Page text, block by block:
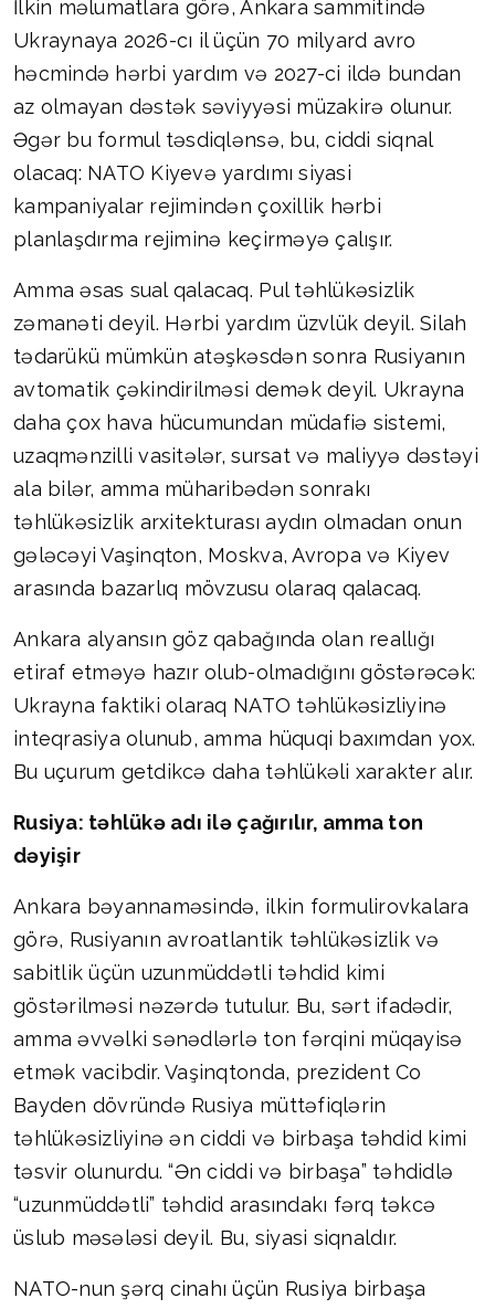
İlkin məlumatlara görə, Ankara sammitində
Ukraynaya 2026-cı il üçün 70 milyard avro
həcmində hərbi yardım və 2027-ci ildə bundan
az olmayan dəstək səviyyəsi müzakirə olunur.
Əgər bu formul təsdiqlənsə, bu, ciddi siqnal
olacaq: NATO Kiyevə yardımı siyasi
kampaniyalar rejimindən çoxillik hərbi
planlaşdırma rejiminə keçirməyə çalışır.
Amma əsas sual qalacaq. Pul təhlükəsizlik
zəmanəti deyil. Hərbi yardım üzvlük deyil. Silah
tədarükü mümkün atəşkəsdən sonra Rusiyanın
avtomatik çəkindirilməsi demək deyil. Ukrayna
daha çox hava hücumundan müdafiə sistemi,
uzaqmənzilli vasitələr, sursat və maliyyə dəstəyi
ala bilər, amma müharibədən sonrakı
təhlükəsizlik arxitekturası aydın olmadan onun
gələcəyi Vaşinqton, Moskva, Avropa və Kiyev
arasında bazarlıq mövzusu olaraq qalacaq.
Ankara alyansın göz qabağında olan reallığı
etiraf etməyə hazır olub-olmadığını göstərəcək:
Ukrayna faktiki olaraq NATO təhlükəsizliyinə
inteqrasiya olunub, amma hüquqi baxımdan yox.
Bu uçurum getdikcə daha təhlükəli xarakter alır.
Rusiya: təhlükə adı ilə çağırılır, amma ton
dəyişir
Ankara bəyannaməsində, ilkin formulirovkalara
görə, Rusiyanın avroatlantik təhlükəsizlik və
sabitlik üçün uzunmüddətli təhdid kimi
göstərilməsi nəzərdə tutulur. Bu, sərt ifadədir,
amma əvvəlki sənədlərlə ton fərqini müqayisə
etmək vacibdir. Vaşinqtonda, prezident Co
Bayden dövründə Rusiya müttəfiqlərin
təhlükəsizliyinə ən ciddi və birbaşa təhdid kimi
təsvir olunurdu. “Ən ciddi və birbaşa” təhdidlə
“uzunmüddətli” təhdid arasındakı fərq təkcə
üslub məsələsi deyil. Bu, siyasi siqnaldır.
NATO-nun şərq cinahı üçün Rusiya birbaşa